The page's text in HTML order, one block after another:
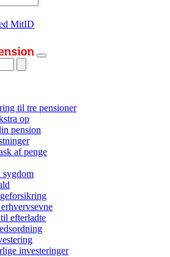
MitID
til tre pensioner
op
pension
af penge
efterladte
investeringer